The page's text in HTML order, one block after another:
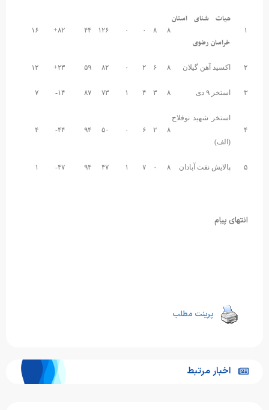
هیات شنای استان
خراسان رضوی
۸ ۸ ۱۲۶ ۴۴ ۸۲+ ۱۶
۲ اکسید آهن گیلان ۸ ۶ ۲ ۸۲ ۵۹ ۲۳+ ۱۲
۳ استخر ۹ دی ۸ ۳ ۴ ۷۳ ۸۷ ۱۴- ۷
۴
استخر شهید نوفلاح
(الف)
۸ ۲ ۶ ۵۰ ۹۴ ۴۴- ۴
۵ پالایش نفت آبادان ۸ ۷ ۴۷ ۹۴ ۴۷-
انتهای پیام
پرینت مطلب
اخبار مرتبط